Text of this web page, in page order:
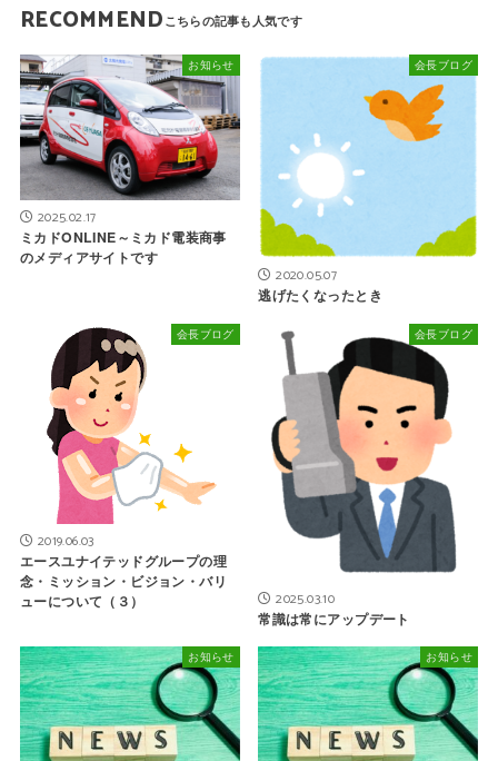
RECOMMEND
お知らせ
2025.02.17
ミカドONLINE～ミカド電装商事
のメディアサイトです
会長ブログ
2020.05.07
逃げたくなったとき
会長ブログ
2019.06.03
エースユナイテッドグループの理
念・ミッション・ビジョン・バリ
ューについて（３）
会長ブログ
2025.03.10
常識は常にアップデート
お知らせ お知らせ